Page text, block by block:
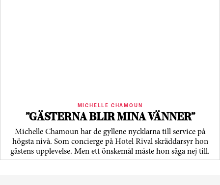
MICHELLE CHAMOUN
”GÄSTERNA BLIR MINA VÄNNER”
Michelle Chamoun har de gyllene nycklarna till service på
högsta nivå. Som concierge på Hotel Rival skräddarsyr hon
gästens upp­levelse. Men ett önskemål måste hon säga nej till.